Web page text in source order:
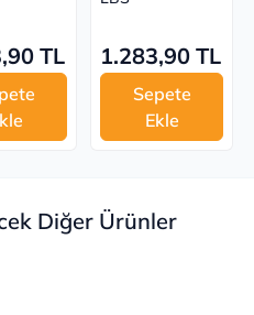
TL 1.283,90 TL
Sepete
Ekle
Diğer Ürünler